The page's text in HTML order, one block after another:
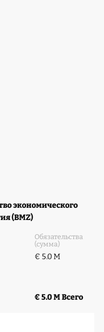
экономического
(BMZ)
Обязательства
(сумма)
€ 5.0 M
€ 5.0 M Всего